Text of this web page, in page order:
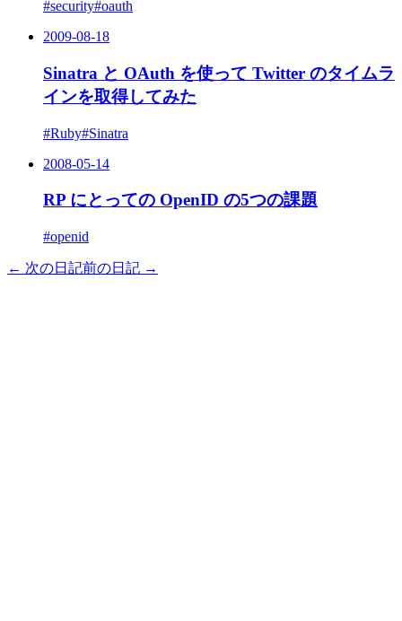
#security#oauth
2009-08-18
Sinatra と OAuth を使って Twitter のタイムラ
インを取得してみた
#Ruby#Sinatra
2008-05-14
RP にとっての OpenID の5つの課題
#openid
← 次の日記前の日記 →